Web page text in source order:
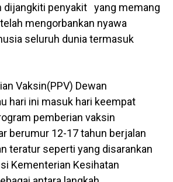
dijangkiti penyakit yang memang
mengorbankan nyawa
seluruh dunia termasuk
Vaksin(PPV) Dewan
hari ini masuk hari keempat
pemberian vaksin
berumur 12-17 tahun berjalan
teratur seperti yang disarankan
Kementerian Kesihatan